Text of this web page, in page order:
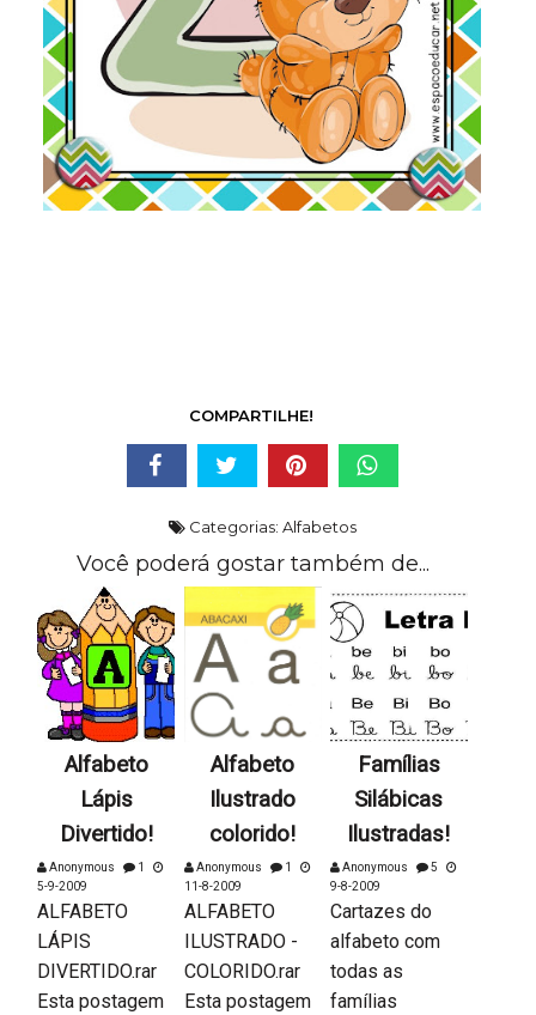
COMPARTILHE!
Categorias: Alfabetos
Você poderá gostar também de...
Alfabeto
Lápis
Divertido!
Anonymous
1
5-9-2009
ALFABETO
LÁPIS
DIVERTIDO.rar
Esta postagem
Alfabeto
Ilustrado
colorido!
Anonymous
1
11-8-2009
ALFABETO
ILUSTRADO -
COLORIDO.rar
Esta postagem
Famílias
Silábicas
Ilustradas!
Anonymous
5
9-8-2009
Cartazes do
alfabeto com
todas as
famílias